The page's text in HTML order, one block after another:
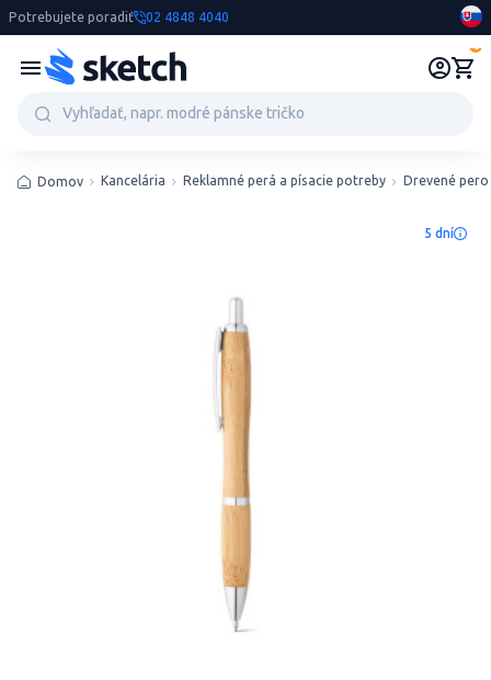
Potrebujete poradiť 02 4848 4040
Domov Kancelária Reklamné perá a písacie potreby Drevené
5 dní